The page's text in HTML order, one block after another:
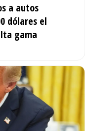
a autos
dólares el
gama